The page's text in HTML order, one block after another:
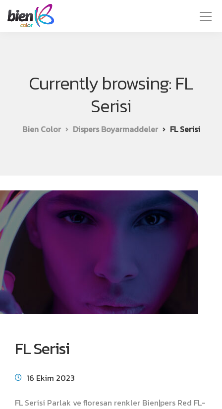
Currently browsing: FL
Serisi
Bien Color Dispers Boyarmaddeler FL Serisi
FL Serisi
16 Ekim 2023
FL Serisi Parlak ve floresan renkler Bien|pers Red FL-